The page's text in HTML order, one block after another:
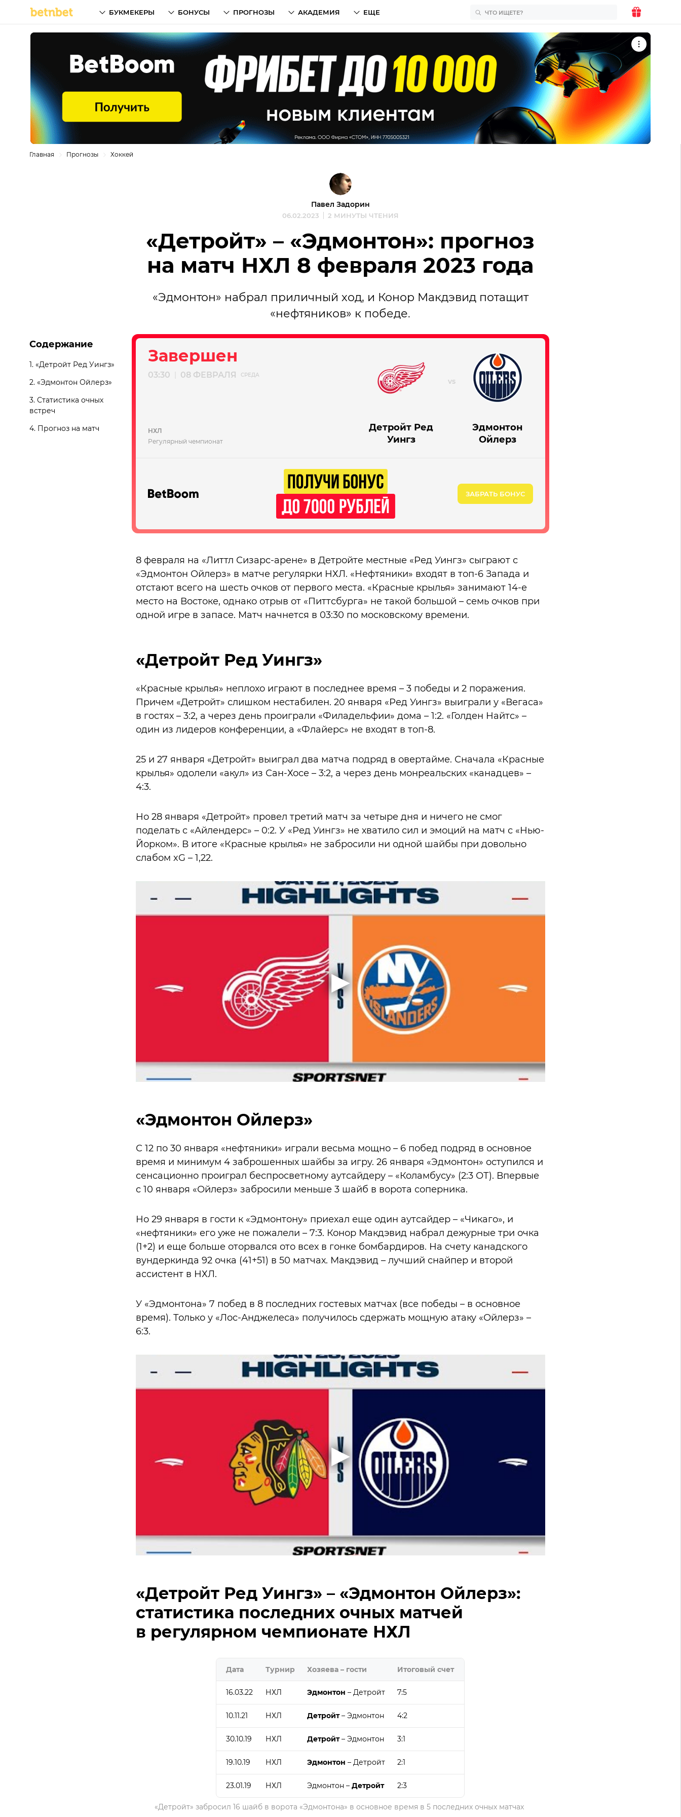
БУКМЕКЕРЫ БОНУСЫ ПРОГНОЗЫ АКАДЕМИЯ ЕЩЕ
Главная Прогнозы Хоккей
Павел Задорин
06.02.2023 2 МИНУТЫ ЧТЕНИЯ
«Детройт» – «Эдмонтон»: прогноз
на матч НХЛ 8 февраля 2023 года
«Эдмонтон» набрал приличный ход, и Конор Макдэвид потащит
«нефтяников» к победе.
Содержание
1. «Детройт Ред Уингз»
2. «Эдмонтон Ойлерз»
3. Статистика очных
встреч
4. Прогноз на матч
Детройт Ред
Уингз
Эдмонтон
Ойлерз
Завершен
03:30 08 ФЕВРАЛЯ СРЕДА
НХЛ
Регулярный чемпионат
ЗАБРАТЬ БОНУС
8 февраля на «Литтл Сизарс-арене» в Детройте местные «Ред Уингз» сыграют с
«Эдмонтон Ойлерз» в матче регулярки НХЛ. «Нефтяники» входят в топ-6 Запада и
отстают всего на шесть очков от первого места. «Красные крылья» занимают 14-е
место на Востоке, однако отрыв от «Питтсбурга» не такой большой – семь очков при
одной игре в запасе. Матч начнется в 03:30 по московскому времени.
«Детройт Ред Уингз»
«Красные крылья» неплохо играют в последнее время – 3 победы и 2 поражения.
Причем «Детройт» слишком нестабилен. 20 января «Ред Уингз» выиграли у «Вегаса»
в гостях – 3:2, а через день проиграли «Филадельфии» дома – 1:2. «Голден Найтс» –
один из лидеров конференции, а «Флайерс» не входят в топ-8.
25 и 27 января «Детройт» выиграл два матча подряд в овертайме. Сначала «Красные
крылья» одолели «акул» из Сан-Хосе – 3:2, а через день монреальских «канадцев» –
4:3.
Но 28 января «Детройт» провел третий матч за четыре дня и ничего не смог
поделать с «Айлендерс» – 0:2. У «Ред Уингз» не хватило сил и эмоций на матч с «Нью-
Йорком». В итоге «Красные крылья» не забросили ни одной шайбы при довольно
слабом xG – 1,22.
«Эдмонтон Ойлерз»
С 12 по 30 января «нефтяники» играли весьма мощно – 6 побед подряд в основное
время и минимум 4 заброшенных шайбы за игру. 26 января «Эдмонтон» оступился и
сенсационно проиграл беспросветному аутсайдеру – «Коламбусу» (2:3 ОТ). Впервые
с 10 января «Ойлерз» забросили меньше 3 шайб в ворота соперника.
Но 29 января в гости к «Эдмонтону» приехал еще один аутсайдер – «Чикаго», и
«нефтяники» его уже не пожалели – 7:3. Конор Макдэвид набрал дежурные три очка
(1+2) и еще больше оторвался ото всех в гонке бомбардиров. На счету канадского
вундеркинда 92 очка (41+51) в 50 матчах. Макдэвид – лучший снайпер и второй
ассистент в НХЛ.
У «Эдмонтона» 7 побед в 8 последних гостевых матчах (все победы – в основное
время). Только у «Лос-Анджелеса» получилось сдержать мощную атаку «Ойлерз» –
6:3.
«Детройт Ред Уингз» – «Эдмонтон Ойлерз»:
статистика последних очных матчей
в регулярном чемпионате НХЛ
Дата Турнир Хозяева – гости Итоговый счет
16.03.22 НХЛ Эдмонтон – Детройт 7:5
10.11.21 НХЛ Детройт– Эдмонтон 4:2
30.10.19 НХЛ Детройт– Эдмонтон 3:1
19.10.19 НХЛ Эдмонтон – Детройт 2:1
23.01.19 НХЛ Эдмонтон – Детройт 2:3
«Детройт» забросил 16 шайб в ворота «Эдмонтона» в основное время в 5 последних очных матчах